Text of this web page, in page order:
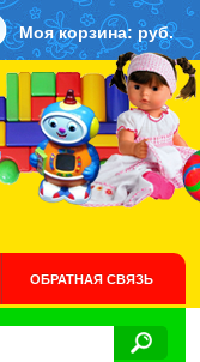
Моя корзина: руб.
ОБРАТНАЯ СВЯЗЬ